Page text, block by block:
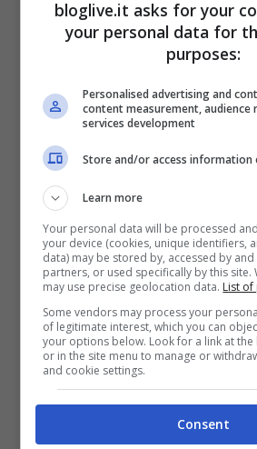
Chiara Biasi con
attillatissimo in
mostra un corpo
L’influencer Chiara Biasi (Screenshot
bloglive.it asks for your
your personal data for
purposes:
Personalised advertising and
content measurement, audience
services development
Store and/or access information
Learn more
Your personal data will be processed
your device (cookies, unique identifiers,
data) may be stored by, accessed by
partners, or used specifically by this
may use precise geolocation data. List of
Some vendors may process your
of legitimate interest, which you can
your options below. Look for a link at
or in the site menu to manage or
and cookie settings.
Consent